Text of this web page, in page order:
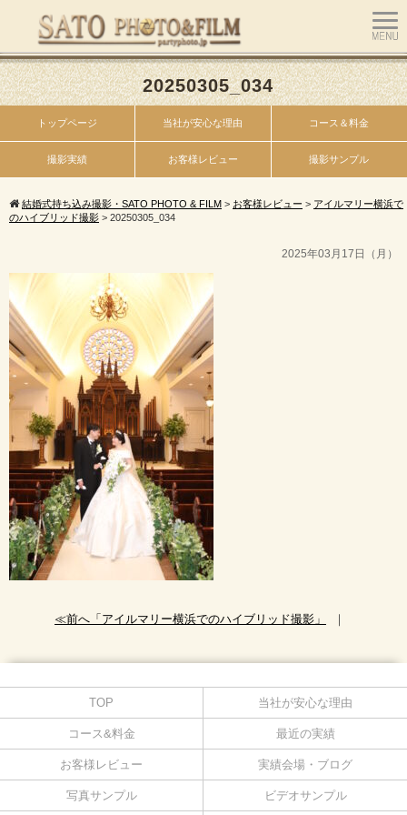
20250305_034
トップページ 当社が安心な理由 コース＆料金
撮影実績 お客様レビュー 撮影サンプル
結婚式持ち込み撮影・SATO PHOTO & FILM > お客様レビュー > アイルマリー横浜で
のハイブリッド撮影 > 20250305_034
2025年03月17日（月）
≪前へ「アイルマリー横浜でのハイブリッド撮影」 ｜
TOP 当社が安心な理由
コース&料金 最近の実績
お客様レビュー 実績会場・ブログ
写真サンプル ビデオサンプル